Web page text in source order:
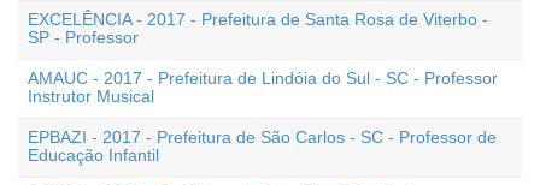
EXCELÊNCIA - 2017 - Prefeitura de Santa Rosa de Viterbo -
SP - Professor
AMAUC - 2017 - Prefeitura de Lindóia do Sul - SC - Professor
Instrutor Musical
EPBAZI - 2017 - Prefeitura de São Carlos - SC - Professor de
Educação Infantil